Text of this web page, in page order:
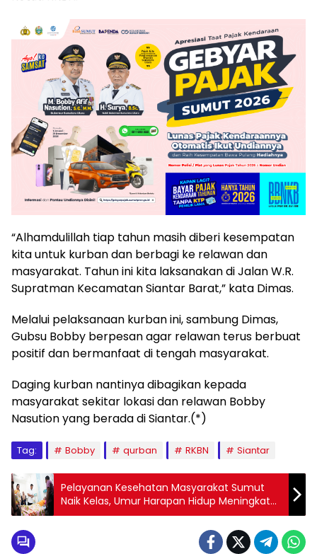
“Alhamdulillah tiap tahun masih diberi kesempatan
kita untuk kurban dan berbagi ke relawan dan
masyarakat. Tahun ini kita laksanakan di Jalan W.R.
Supratman Kecamatan Siantar Barat,” kata Dimas.
Melalui pelaksanaan kurban ini, sambung Dimas,
Gubsu Bobby berpesan agar relawan terus berbuat
positif dan bermanfaat di tengah masyarakat.
Daging kurban nantinya dibagikan kepada
masyarakat sekitar lokasi dan relawan Bobby
Nasution yang berada di Siantar.(*)
Tag: Bobby qurban RKBN Siantar
Pelayanan Kesehatan Masyarakat Sumut
Naik Kelas, Umur Harapan Hidup Meningkat
dan Angka Kematian Ibu Turun Signifikan